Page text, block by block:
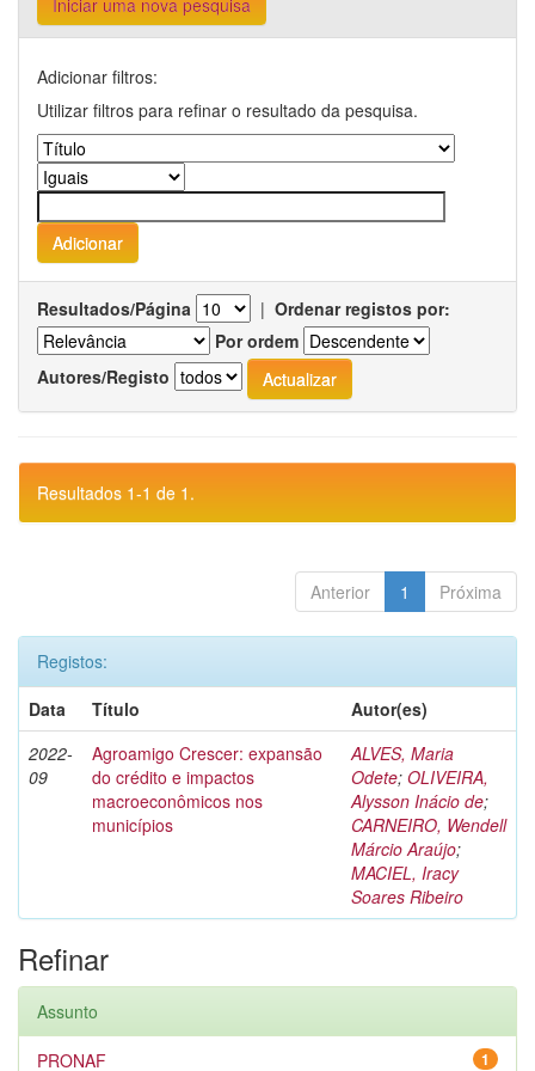
Iniciar uma nova pesquisa
Adicionar filtros:
Utilizar filtros para refinar o resultado da pesquisa.
Resultados/Página | Ordenar registos por:
Por ordem
Autores/Registo
Resultados 1-1 de 1.
Anterior 1 Próxima
Registos:
Data
Título
Autor(es)
2022-
09
Agroamigo Crescer: expansão
do crédito e impactos
macroeconômicos nos
municípios
ALVES, Maria
Odete; OLIVEIRA,
Alysson Inácio de;
CARNEIRO, Wendell
Márcio Araújo;
MACIEL, Iracy
Soares Ribeiro
Refinar
Assunto
1
PRONAF